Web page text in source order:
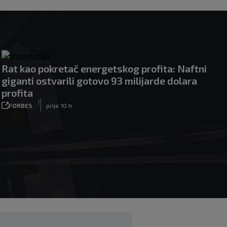
Rat kao pokretač energetskog profita: Naftni
giganti ostvarili gotovo 93 milijarde dolara
profita
FORBES
|
prije 10 h